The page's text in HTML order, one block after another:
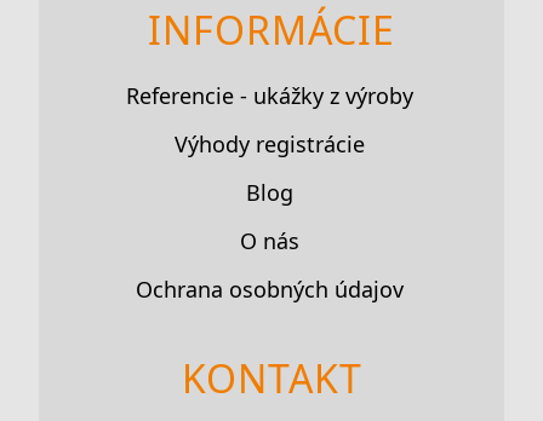
INFORMÁCIE
Referencie - ukážky z výroby
Výhody registrácie
Blog
O nás
Ochrana osobných údajov
KONTAKT